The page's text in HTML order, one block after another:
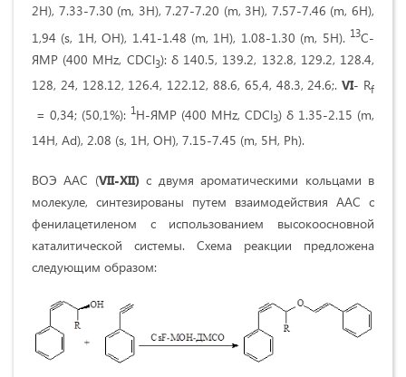
2H), 7.33-7.30 (m, 3H), 7.27-7.20 (m, 3H), 7.57-7.46 (m, 6H),
1,94 (s, 1H, OH), 1.41-1.48 (m, 1H), 1.08-1.30 (m, 5H). 13C-
ЯМР (400 MHz, CDCl3): δ 140.5, 139.2, 132.8, 129.2, 128.4,
128, 24, 128.12, 126.4, 122.12, 88.6, 65,4, 48.3, 24.6;.VI- Rf
= 0,34; (50,1%): 1H-ЯМР (400 MHz, CDCl3) δ 1.35-2.15 (m,
14H, Ad), 2.08 (s, 1H, OH), 7.15-7.45 (m, 5H, Ph).
ВОЭ ААС (VII-XII)с двумя ароматическими кольцами в
молекуле, синтезированы путем взаимодействия ААС с
фенилацетиленом с использованием высокоосновной
каталитической системы. Схема реакции предложена
следующим образом: